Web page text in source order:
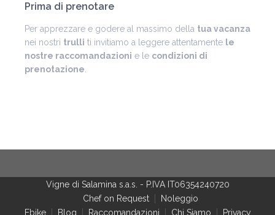
Prima di prenotare
Per apprezzare e godere al massimo della tua vacanza
nei nostri trulli ti invitiamo a leggere attentamente le
nostre raccomandazioni e le condizioni di
prenotazione
Vigne di Salamina s.a.s. - P.IVA IT06354240720
Chef on Request
Noleggio
Ebike
Blog Raccomandazioni Chi Siamo Privacy